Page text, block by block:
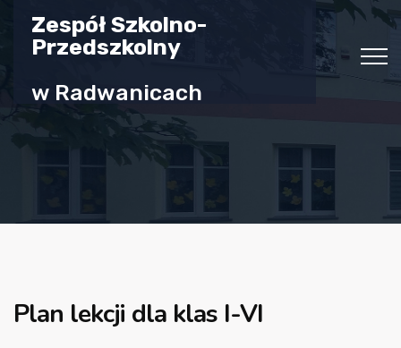
Zespół Szkolno-
Przedszkolny
w Radwanicach
Plan lekcji dla klas I-VI